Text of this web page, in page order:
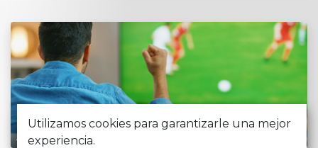
ASISTENTES DE MARKETING
Utilizamos cookies para garantizarle una mejor
experiencia.